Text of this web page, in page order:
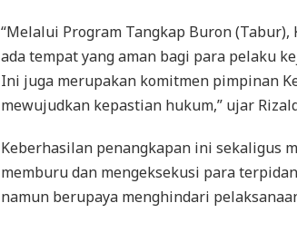
“Melalui Program Tangkap Buron
ada tempat yang aman bagi para pelaku
Ini juga merupakan komitmen pimpinan
mewujudkan kepastian hukum,” ujar
Keberhasilan penangkapan ini sekaligus
memburu dan mengeksekusi para
namun berupaya menghindari